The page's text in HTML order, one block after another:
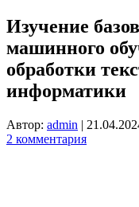
Изучение
машинного
обработки
информатики
Автор: admin |
2 комментария